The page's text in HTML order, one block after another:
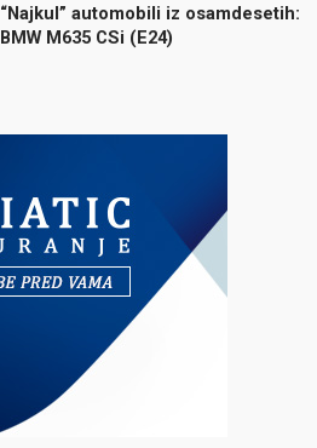
“Najkul” automobili iz osamdesetih:
BMW M635 CSi (E24)